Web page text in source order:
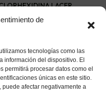
de
tecnologías como las
información del dispositivo. El
permitirá procesar datos como el
únicas en este sitio.
puede afectar negativamente a
LACER
SPRAY 40 ML
Añadir al carrito